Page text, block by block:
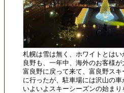
札幌は雪は無く、ホワイトとは
良野も、一年中、海外のお客様が
富良野に戻って来て、富良野ス
に行ったが、駐車場には沢山の車
いよいよスキーシーズンの始まり